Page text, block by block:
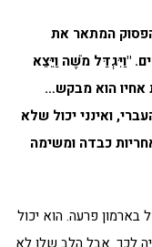
המתאר את
"וַיִּגְדַּל מֹשֶׁה וַיֵּצֵא
אחיו הוא מבקש…
ואינני יכול שלא
כבדה ומשימה
פרעה. הוא יכול